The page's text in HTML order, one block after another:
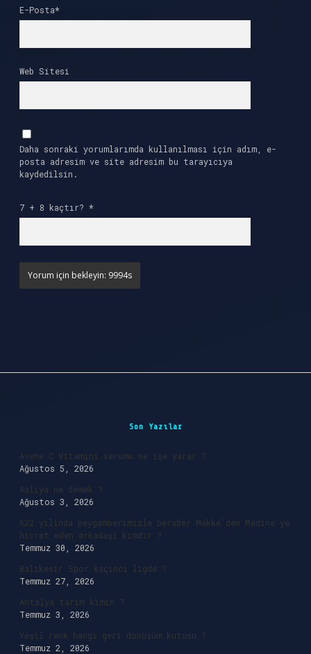
E-Posta*
Web Sitesi
Daha sonraki yorumlarımda kullanılması için adım, e-
posta adresim ve site adresim bu tarayıcıya
kaydedilsin.
7 + 8 kaçtır? *
Son Yazılar
Avene C Vitamini serumu ne işe yarar ?
Ağustos 5, 2026
Aaliya ne demek ?
Ağustos 3, 2026
622 yılında peygamberimizle beraber Mekke’den Medine’ye
hicret eden arkadaşı kimdir ?
Temmuz 30, 2026
Balıkesir Spor kaçıncı ligde ?
Temmuz 27, 2026
Antalya tarım kimin ?
Temmuz 3, 2026
Yeşil renk hangi geri dönüşüm kutusu ?
Temmuz 2, 2026